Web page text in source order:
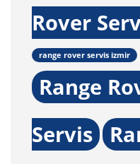
Rover
range rover servis izmir
Range
Servis